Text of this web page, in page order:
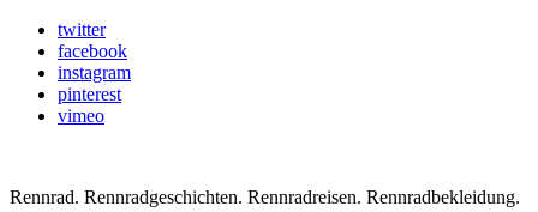
twitter
facebook
instagram
pinterest
vimeo
Rennrad. Rennradgeschichten. Rennradreisen. Rennradbekleidung.